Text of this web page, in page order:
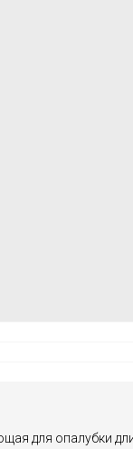
для опалубки